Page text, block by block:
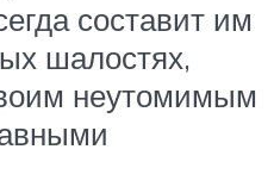
составит им
шалостях,
неутомимым